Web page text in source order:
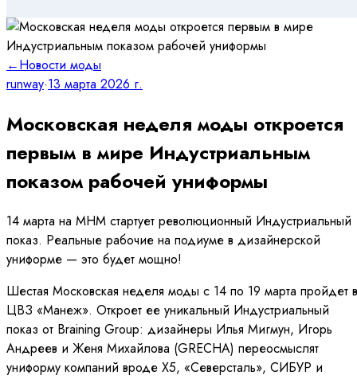
←Новости моды
runway·13 марта 2026 г.
Московская неделя моды откроется
первым в мире Индустриальным
показом рабочей униформы
14 марта на МНМ стартует революционный Индустриальный
показ. Реальные рабочие на подиуме в дизайнерской
униформе — это будет мощно!
Шестая Московская неделя моды с 14 по 19 марта пройдет в
ЦВЗ «Манеж». Откроет ее уникальный Индустриальный
показ от Braining Group: дизайнеры Илья Мигмун, Игорь
Андреев и Женя Михайлова (GRECHA) переосмыслят
униформу компаний вроде X5, «Северсталь», СИБУР и